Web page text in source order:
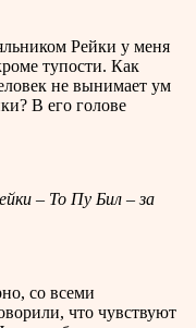
Рейки у меня
тупости. Как
не вынимает ум
В его голове
– То Пу Бил – за
со всеми
что чувствуют